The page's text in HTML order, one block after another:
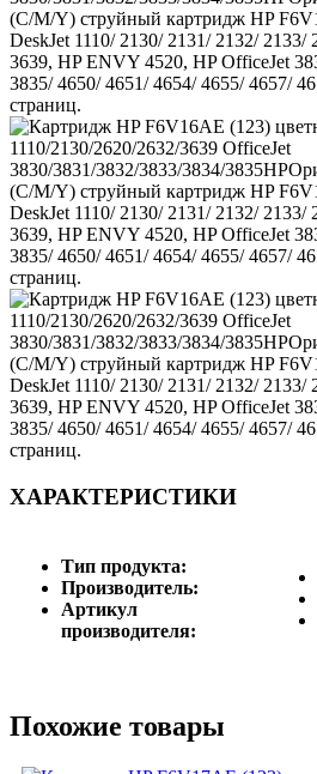
ХАРАКТЕРИСТИКИ
Тип продукта:
Производитель:
Артикул
производителя:
Похожие товары